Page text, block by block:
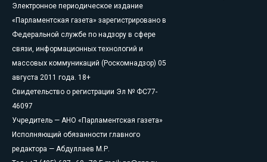
Электронное периодическое издание
«Парламентская газета» зарегистрировано в
Федеральной службе по надзору в сфере
связи, информационных технологий и
массовых коммуникаций (Роскомнадзор) 05
августа 2011 года. 18+
Свидетельство о регистрации Эл № ФС77-
46097
Учредитель — АНО «Парламентская газета»
Исполняющий обязанности главного
редактора — Абдуллаев М.Р.